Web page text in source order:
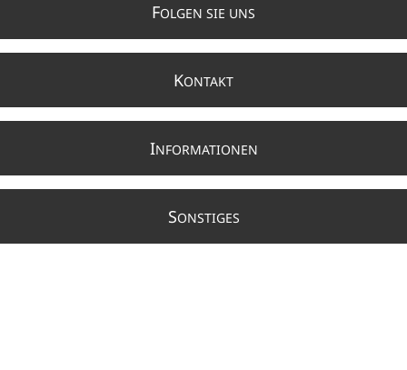
FOLGEN SIE UNS
KONTAKT
INFORMATIONEN
SONSTIGES